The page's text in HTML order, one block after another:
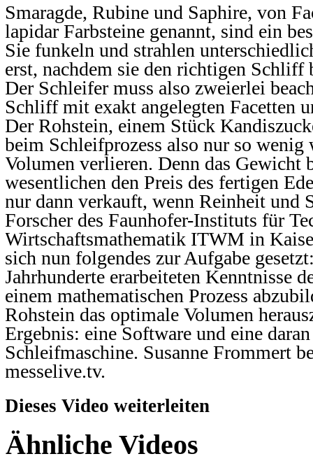
Smaragde, Rubine und Saphire, von
lapidar Farbsteine genannt, sind ein
Sie funkeln und strahlen
erst, nachdem sie den richtigen Schliff
Der Schleifer muss also zweierlei
Schliff mit exakt angelegten Facetten
Der Rohstein, einem Stück
beim Schleifprozess also nur so
Volumen verlieren. Denn das Gewicht
wesentlichen den Preis des fertigen
nur dann verkauft, wenn Reinheit und
Forscher des Faunhofer-Instituts für
Wirtschaftsmathematik ITWM in
sich nun folgendes zur Aufgabe
Jahrhunderte erarbeiteten Kenntnisse
einem mathematischen Prozess
Rohstein das optimale Volumen
Ergebnis: eine Software und eine
Schleifmaschine. Susanne Frommert
messelive.tv.
Dieses Video weiterleiten
Ähnliche Videos